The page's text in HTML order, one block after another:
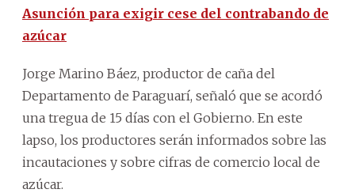
Asunción para exigir cese del contrabando de
azúcar
Jorge Marino Báez, productor de caña del
Departamento de Paraguarí, señaló que se acordó
una tregua de 15 días con el Gobierno. En este
lapso, los productores serán informados sobre las
incautaciones y sobre cifras de comercio local de
azúcar.